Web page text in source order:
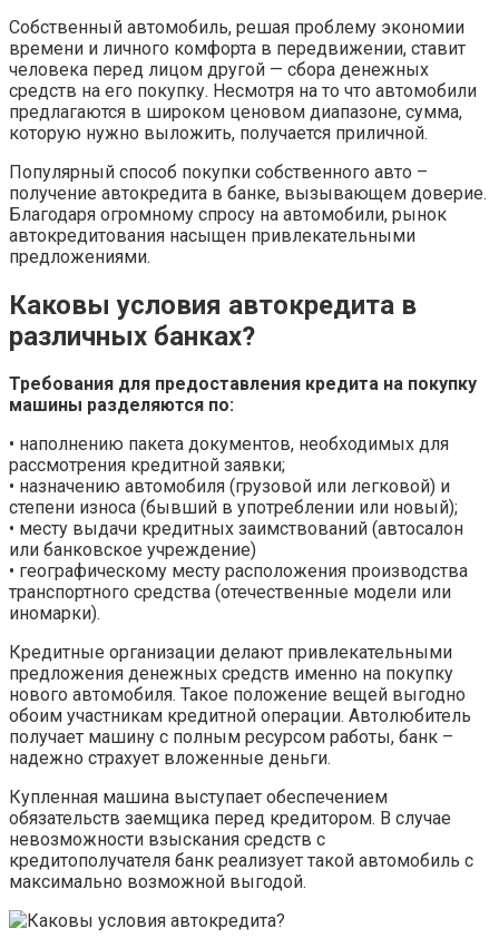
Собственный автомобиль, решая проблему экономии
времени и личного комфорта в передвижении, ставит
человека перед лицом другой — сбора денежных
средств на его покупку. Несмотря на то что автомобили
предлагаются в широком ценовом диапазоне, сумма,
которую нужно выложить, получается приличной.
Популярный способ покупки собственного авто –
получение автокредита в банке, вызывающем доверие.
Благодаря огромному спросу на автомобили, рынок
автокредитования насыщен привлекательными
предложениями.
Каковы условия автокредита в
различных банках?
Требования для предоставления кредита на покупку
машины разделяются по:
• наполнению пакета документов, необходимых для
рассмотрения кредитной заявки;
• назначению автомобиля (грузовой или легковой) и
степени износа (бывший в употреблении или новый);
• месту выдачи кредитных заимствований (автосалон
или банковское учреждение)
• географическому месту расположения производства
транспортного средства (отечественные модели или
иномарки).
Кредитные организации делают привлекательными
предложения денежных средств именно на покупку
нового автомобиля. Такое положение вещей выгодно
обоим участникам кредитной операции. Автолюбитель
получает машину с полным ресурсом работы, банк –
надежно страхует вложенные деньги.
Купленная машина выступает обеспечением
обязательств заемщика перед кредитором. В случае
невозможности взыскания средств с
кредитополучателя банк реализует такой автомобиль с
максимально возможной выгодой.